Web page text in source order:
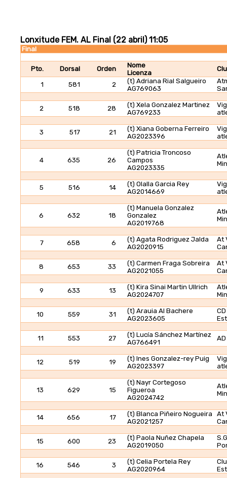
Final
Pto. Dorsal Orden
Nome
Licenza
1 581 2
(t) Adriana Rial Salgueiro
AG769063
2 518 28
(t) Xela Gonzalez Martinez
AG769233
3 517 21
(t) Xiana Goberna Ferreiro
AG2023396
4 635 26
(t) Patricia Troncoso
Campos
AG2023335
5 516 14
(t) Olalla Garcia Rey
AG2014669
6 632 18
(t) Manuela Gonzalez
Gonzalez
AG2019768
7 658 6
(t) Agata Rodriguez Jalda
AG2020915
At
8 653 33
(t) Carmen Fraga Sobreira
AG2021055
At
9 633 13
(t) Kira Sinai Martin Ullrich
AG2024707
10 559 31
(t) Arauia Al Bachere
AG2023605
11 553 27
(t) Lucía Sánchez Martínez
AG766491
12 519 19
(t) Ines Gonzalez-rey Puig
AG2023397
13 629 15
(t) Nayr Cortegoso
Figueroa
AG2024742
14 656 17
(t) Blanca Piñeiro Nogueira
AG2021257
At
15 600 23
(t) Paola Nuñez Chapela
AG2019050
16 546 3
(t) Celia Portela Rey
AG2020964
Lonxitude FEM. AL Final (22 abril) 11:05